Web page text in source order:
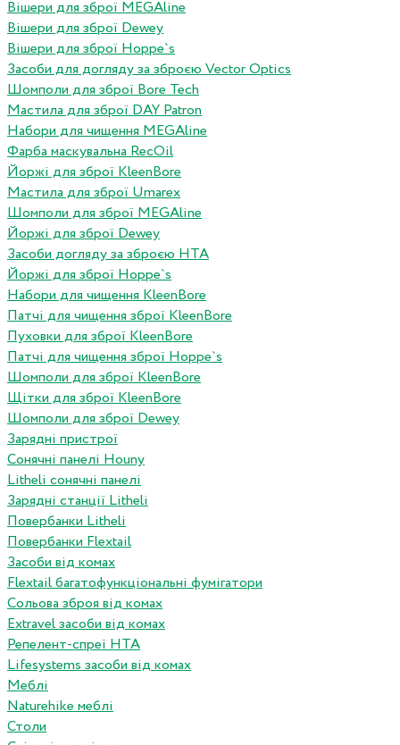
Вішери для зброї MEGAline
Вішери для зброї Dewey
Вішери для зброї Hoppe`s
Засоби для догляду за зброєю Vector Optics
Шомполи для зброї Bore Tech
Мастила для зброї DAY Patron
Набори для чищення MEGAline
Фарба маскувальна RecOil
Йоржі для зброї KleenBore
Мастила для зброї Umarex
Шомполи для зброї MEGAline
Йоржі для зброї Dewey
Засоби догляду за зброєю HTA
Йоржі для зброї Hoppe`s
Набори для чищення KleenBore
Патчі для чищення зброї KleenBore
Пуховки для зброї KleenBore
Патчі для чищення зброї Hoppe`s
Шомполи для зброї KleenBore
Щітки для зброї KleenBore
Шомполи для зброї Dewey
Зарядні пристрої
Сонячні панелі Houny
Litheli сонячні панелі
Зарядні станції Litheli
Повербанки Litheli
Повербанки Flextail
Засоби від комах
Flextail багатофункціональні фумігатори
Сольова зброя від комах
Extravel засоби від комах
Репелент-спреї HTA
Lifesystems засоби від комах
Меблі
Naturehike меблі
Столи